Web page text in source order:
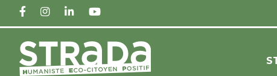
FACEBOOKINSTAGRAM
LINKEDINYOUTUBE